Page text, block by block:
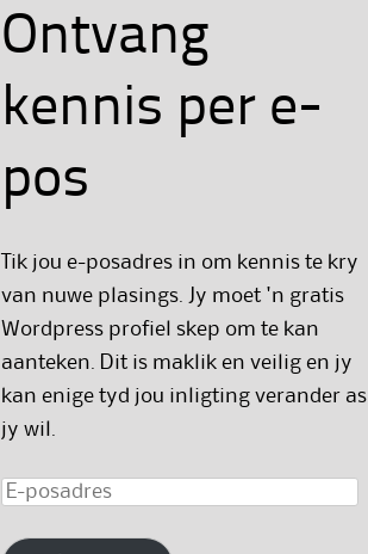
Ontvang
kennis per e-
pos
Tik jou e-posadres in om kennis te kry
van nuwe plasings. Jy moet 'n gratis
Wordpress profiel skep om te kan
aanteken. Dit is maklik en veilig en jy
kan enige tyd jou inligting verander as
jy wil.
E-